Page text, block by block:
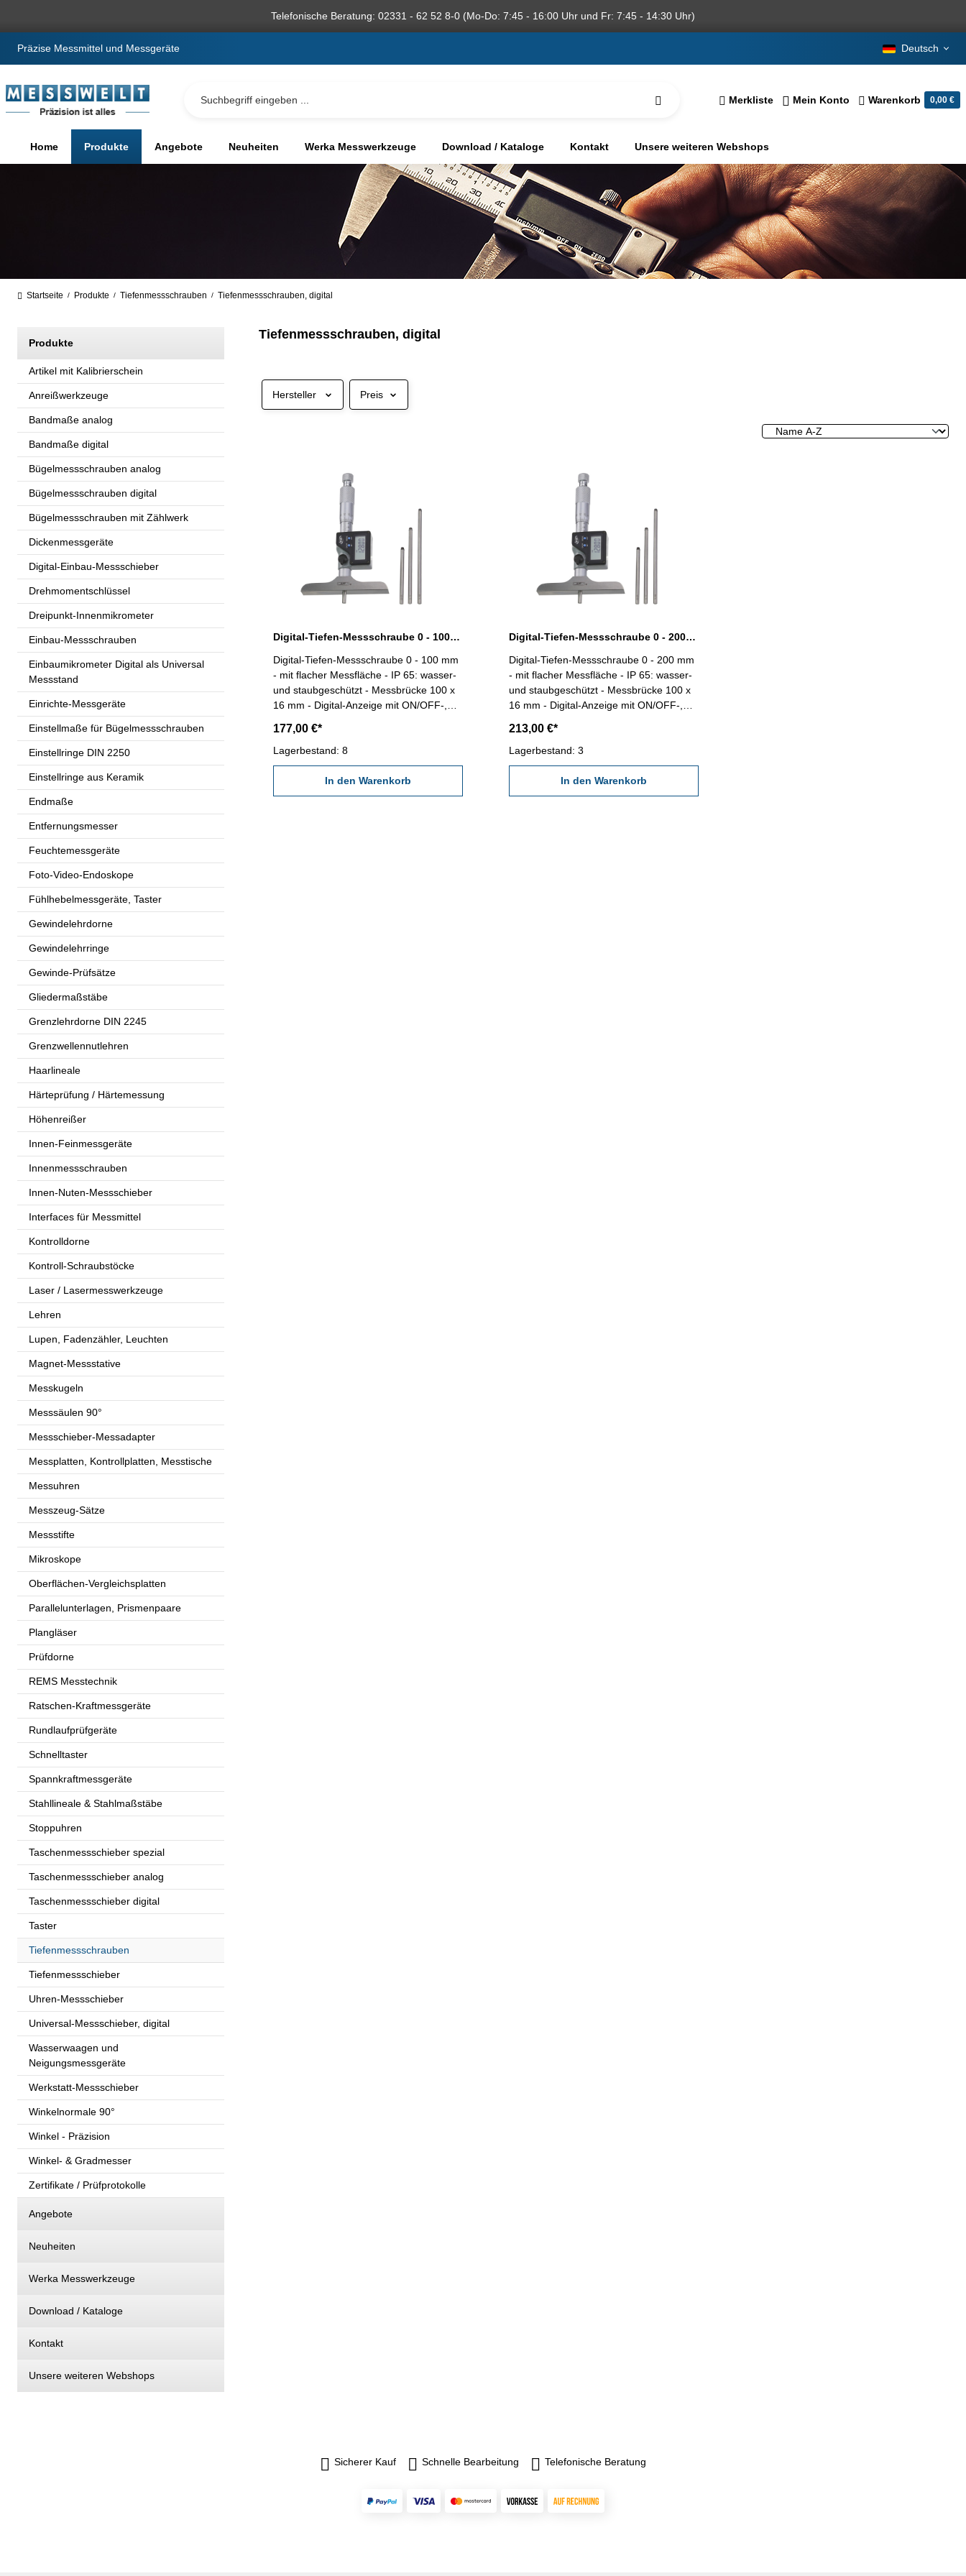
Telefonische Beratung: 02331 - 62 52 8-0 (Mo-Do: 7:45 - 16:00 Uhr und Fr: 7:45 - 14:30 Uhr)
Präzise Messmittel und Messgeräte Deutsch
Merkliste Mein Konto Warenkorb 0,00 €
Home Produkte Angebote Neuheiten Werka Messwerkzeuge Download / Kataloge Kontakt Unsere weiteren Webshops
Startseite / Produkte / Tiefenmessschrauben / Tiefenmessschrauben, digital
Produkte
Artikel mit Kalibrierschein
Anreißwerkzeuge
Bandmaße analog
Bandmaße digital
Bügelmessschrauben analog
Bügelmessschrauben digital
Bügelmessschrauben mit Zählwerk
Dickenmessgeräte
Digital-Einbau-Messschieber
Drehmomentschlüssel
Dreipunkt-Innenmikrometer
Einbau-Messschrauben
Einbaumikrometer Digital als Universal
Messstand
Einrichte-Messgeräte
Einstellmaße für Bügelmessschrauben
Einstellringe DIN 2250
Einstellringe aus Keramik
Endmaße
Entfernungsmesser
Feuchtemessgeräte
Foto-Video-Endoskope
Fühlhebelmessgeräte, Taster
Gewindelehrdorne
Gewindelehrringe
Gewinde-Prüfsätze
Gliedermaßstäbe
Grenzlehrdorne DIN 2245
Grenzwellennutlehren
Haarlineale
Härteprüfung / Härtemessung
Höhenreißer
Innen-Feinmessgeräte
Innenmessschrauben
Innen-Nuten-Messschieber
Interfaces für Messmittel
Kontrolldorne
Kontroll-Schraubstöcke
Laser / Lasermesswerkzeuge
Lehren
Lupen, Fadenzähler, Leuchten
Magnet-Messstative
Messkugeln
Messsäulen 90°
Messschieber-Messadapter
Messplatten, Kontrollplatten, Messtische
Messuhren
Messzeug-Sätze
Messstifte
Mikroskope
Oberflächen-Vergleichsplatten
Parallelunterlagen, Prismenpaare
Plangläser
Prüfdorne
REMS Messtechnik
Ratschen-Kraftmessgeräte
Rundlaufprüfgeräte
Schnelltaster
Spannkraftmessgeräte
Stahllineale & Stahlmaßstäbe
Stoppuhren
Taschenmessschieber spezial
Taschenmessschieber analog
Taschenmessschieber digital
Taster
Tiefenmessschrauben
Tiefenmessschieber
Uhren-Messschieber
Universal-Messschieber, digital
Wasserwaagen und
Neigungsmessgeräte
Werkstatt-Messschieber
Winkelnormale 90°
Winkel - Präzision
Winkel- & Gradmesser
Zertifikate / Prüfprotokolle
Angebote
Neuheiten
Werka Messwerkzeuge
Download / Kataloge
Kontakt
Unsere weiteren Webshops
Tiefenmessschrauben, digital
Hersteller Preis
Digital-Tiefen-Messschraube 0 - 100 mm IP 65
Digital-Tiefen-Messschraube 0 - 100 mm
- mit flacher Messfläche - IP 65: wasser-
und staubgeschützt - Messbrücke 100 x
16 mm - Digital-Anzeige mit ON/OFF-,
Messeinsätze Ø 4,5 mm (einfaches
Auswechseln) - mit Ratsche - Ablesung:
0,001 mm- im Behältnis / Kasten
Messbereich: 0 - 100 mm Genauigkeit:
0,005 mm Messstangen: 4
177,00 €*
Lagerbestand: 8
In den Warenkorb
Digital-Tiefen-Messschraube 0 - 200 mm IP 65
Digital-Tiefen-Messschraube 0 - 200 mm
- mit flacher Messfläche - IP 65: wasser-
und staubgeschützt - Messbrücke 100 x
16 mm - Digital-Anzeige mit ON/OFF-,
Messeinsätze Ø 4,5 mm (einfaches
Auswechseln) - mit Ratsche - Ablesung:
0,001 mm- im Behältnis / Kasten
Messbereich: 0 - 200 mm Genauigkeit:
0,006 mm Messstangen: 8
213,00 €*
Lagerbestand: 3
In den Warenkorb
Sicherer Kauf Schnelle Bearbeitung Telefonische Beratung